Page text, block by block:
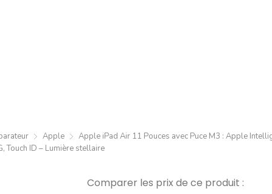
Apple
Apple iPad Air 11 Pouces avec Puce M3 : Apple
Touch ID – Lumière stellaire
Comparer les prix de ce produit :